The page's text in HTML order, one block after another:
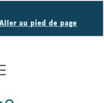
au pied de page